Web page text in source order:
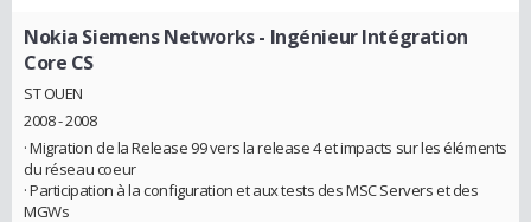
Nokia Siemens Networks- Ingénieur Intégration
Core CS
ST OUEN
2008 - 2008
· Migration de la Release 99 vers la release 4 et impacts sur les éléments
du réseau coeur
· Participation à la configuration et aux tests des MSC Servers et des
MGWs